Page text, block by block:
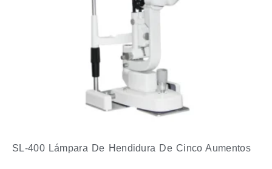
SL-400 Lámpara De Hendidura De Cinco Aumentos